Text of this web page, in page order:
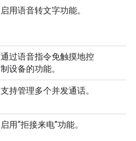
启用语音转文字功能。
通过语音指令免触摸地控
制设备的功能。
支持管理多个并发通话。
启用“拒接来电”功能。